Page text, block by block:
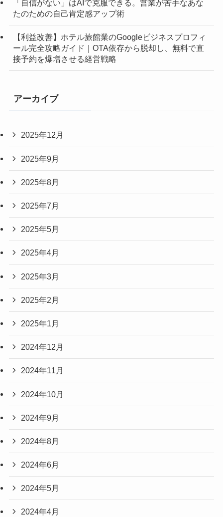
「自信がない」はAIで克服できる。営業が苦手なあな
たのための自己肯定感アップ術
【利益改善】ホテル旅館業のGoogleビジネスプロフィ
ール完全攻略ガイド｜OTA依存から脱却し、無料で直
接予約を爆増させる経営戦略
アーカイブ
2025年12月
2025年9月
2025年8月
2025年7月
2025年5月
2025年4月
2025年3月
2025年2月
2025年1月
2024年12月
2024年11月
2024年10月
2024年9月
2024年8月
2024年6月
2024年5月
2024年4月